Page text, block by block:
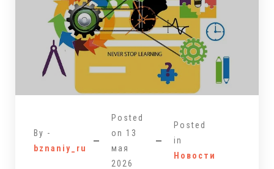
By -
bznaniy_ru
Posted
on 13
мая
2026
Posted
in
Новости